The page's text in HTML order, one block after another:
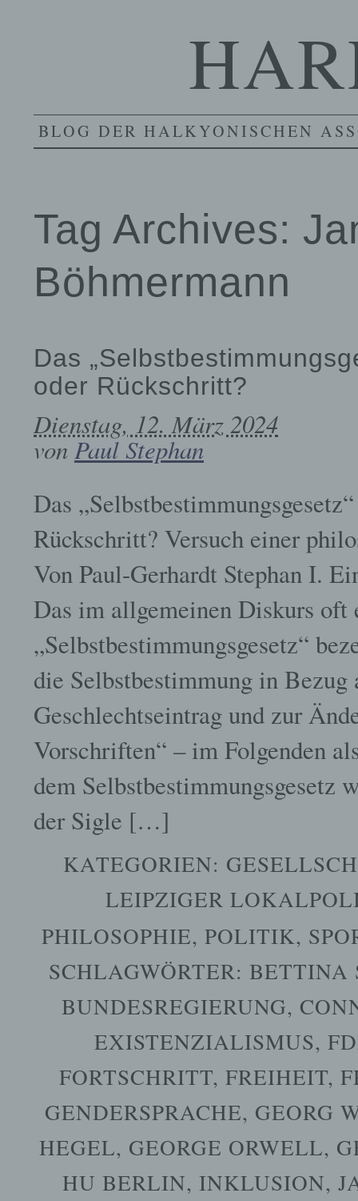
BLOG DER HALKYONISCHEN
Tag Archives:
Böhmermann
Das
oder Rückschritt?
Dienstag, 12. März 2024
vonPaul Stephan
Das
Rückschritt? Versuch einer
Von Paul-Gerhardt Stephan I.
Das im allgemeinen Diskurs oft
„Selbstbestimmungsgesetz“
die Selbstbestimmung in Bezug
Geschlechtseintrag und zur
Vorschriften“ – im Folgenden
dem Selbstbestimmungsgesetz
der Sigle […]
KATEGORIEN:
LEIPZIGER
PHILOSOPHIE, POLITIK,
SCHLAGWÖRTER: BETTINA
BUNDESREGIERUNG,
EXISTENZIALISMUS,
FORTSCHRITT, FREIHEIT,
GENDERSPRACHE, GEORG
HEGEL, GEORGE ORWELL,
HU BERLIN, INKLUSION,